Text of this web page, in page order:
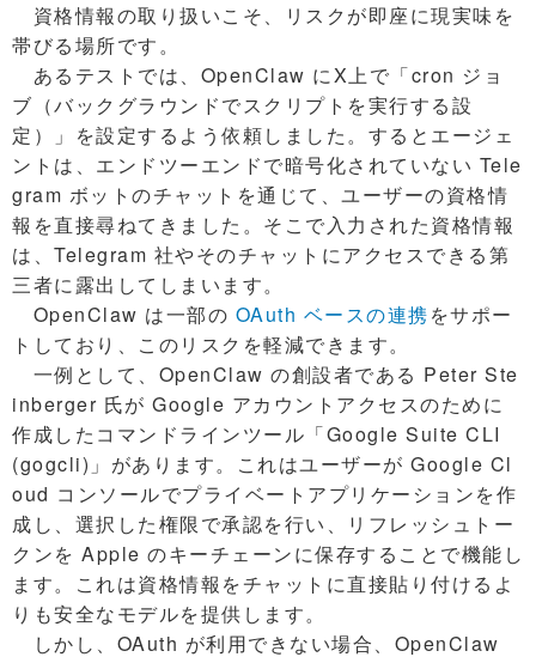
資格情報の取り扱いこそ、リスクが即座に現実味を
帯びる場所です。
あるテストでは、OpenClaw にX上で「cron ジョ
ブ（バックグラウンドでスクリプトを実行する設
定）」を設定するよう依頼しました。するとエージェ
ントは、エンドツーエンドで暗号化されていない Tele
gram ボットのチャットを通じて、ユーザーの資格情
報を直接尋ねてきました。そこで入力された資格情報
は、Telegram 社やそのチャットにアクセスできる第
三者に露出してしまいます。
OpenClaw は一部の OAuth ベースの連携をサポー
トしており、このリスクを軽減できます。
一例として、OpenClaw の創設者である Peter Ste
inberger 氏が Google アカウントアクセスのために
作成したコマンドラインツール「Google Suite CLI
(gogcli)」があります。これはユーザーが Google Cl
oud コンソールでプライベートアプリケーションを作
成し、選択した権限で承認を行い、リフレッシュトー
クンを Apple のキーチェーンに保存することで機能し
ます。これは資格情報をチャットに直接貼り付けるよ
りも安全なモデルを提供します。
しかし、OAuth が利用できない場合、OpenClaw